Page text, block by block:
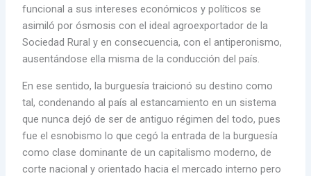
funcional a sus intereses económicos y políticos se
asimiló por ósmosis con el ideal agroexportador de la
Sociedad Rural y en consecuencia, con el antiperonismo,
ausentándose ella misma de la conducción del país.
En ese sentido, la burguesía traicionó su destino como
tal, condenando al país al estancamiento en un sistema
que nunca dejó de ser de antiguo régimen del todo, pues
fue el esnobismo lo que cegó la entrada de la burguesía
como clase dominante de un capitalismo moderno, de
corte nacional y orientado hacia el mercado interno pero